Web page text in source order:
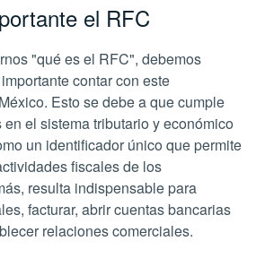
el RFC
"qué es el RFC", debemos
contar con este
Esto se debe a que cumple
el sistema tributario y económico
un identificador único que permite
fiscales de los
resulta indispensable para
facturar, abrir cuentas bancarias
relaciones comerciales.